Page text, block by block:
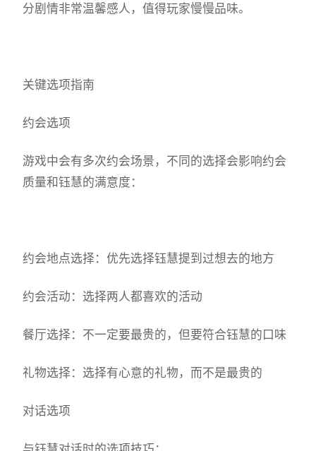
分剧情非常温馨感人，值得玩家慢慢品味。
关键选项指南
约会选项
游戏中会有多次约会场景，不同的选择会影响约会
质量和钰慧的满意度：
约会地点选择：优先选择钰慧提到过想去的地方
约会活动：选择两人都喜欢的活动
餐厅选择：不一定要最贵的，但要符合钰慧的口味
礼物选择：选择有心意的礼物，而不是最贵的
对话选项